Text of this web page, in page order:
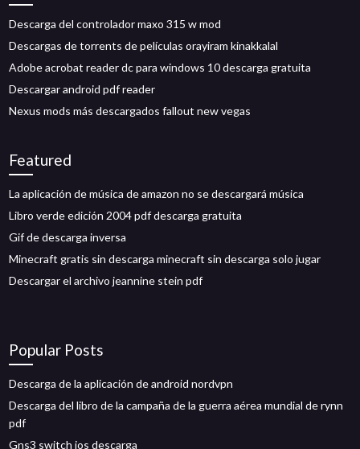
Descarga del controlador maxo 315 w mod
Descargas de torrents de películas orayiram kinakkalal
Adobe acrobat reader dc para windows 10 descarga gratuita
Descargar android pdf reader
Nexus mods más descargados fallout new vegas
Featured
La aplicación de música de amazon no se descargará música
Libro verde edición 2004 pdf descarga gratuita
Gif de descarga inversa
Minecraft gratis sin descarga minecraft sin descarga solo jugar
Descargar el archivo jeannine stein pdf
Popular Posts
Descarga de la aplicación de android nordvpn
Descarga del libro de la campaña de la guerra aérea mundial de rynn
pdf
Gns3 switch ios descarga